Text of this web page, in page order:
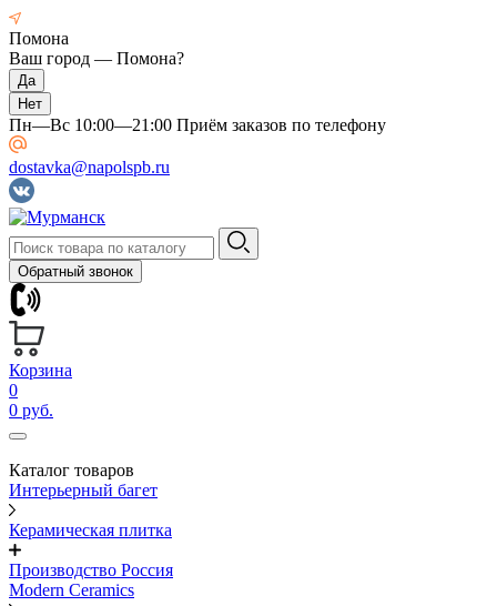
Помона
Ваш город — Помона?
Пн—Вс 10:00—21:00 Приём заказов по телефону
dostavka@napolspb.ru
Обратный звонок
Корзина
0
0 руб.
Каталог товаров
Интерьерный багет
Керамическая плитка
Производство Россия
Modern Ceramics